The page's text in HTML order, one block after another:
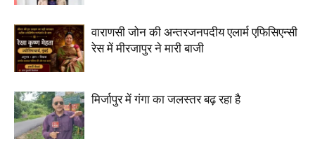
वाराणसी जोन की अन्तरजनपदीय एलार्म एफिसिएन्सी
रेस में मीरजापुर ने मारी बाजी
मिर्जापुर में गंगा का जलस्तर बढ़ रहा है